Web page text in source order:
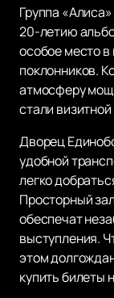
Группа
20-летию
особое место в
поклонников.
атмосферу
стали
Дворец
удобной
легко
Просторный
обеспечат
выступления.
этом
купить билеты